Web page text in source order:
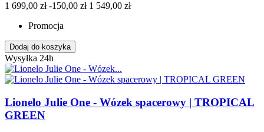
1 699,00 zł -150,00 zł 1 549,00 zł
Promocja
Dodaj do koszyka
Wysyłka 24h
Lionelo Julie One - Wózek spacerowy | TROPICAL
GREEN